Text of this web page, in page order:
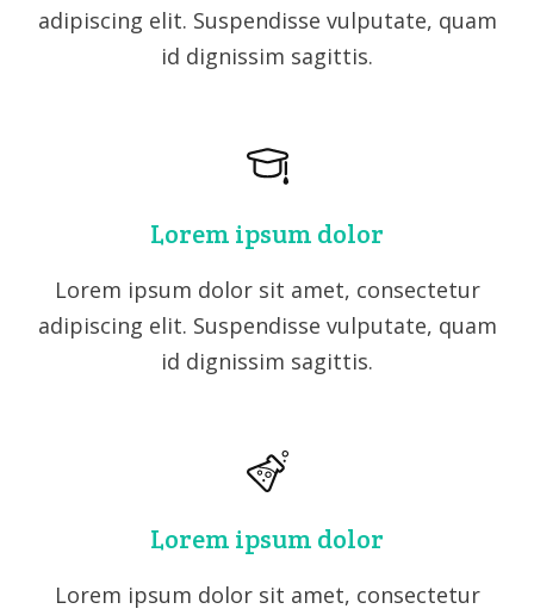
adipiscing elit. Suspendisse vulputate, quam
id dignissim sagittis.
Lorem ipsum dolor
Lorem ipsum dolor sit amet, consectetur
adipiscing elit. Suspendisse vulputate, quam
id dignissim sagittis.
Lorem ipsum dolor
Lorem ipsum dolor sit amet, consectetur